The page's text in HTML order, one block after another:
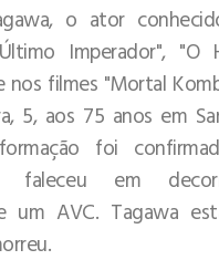
o ator
Imperador", "O
nos filmes "Mortal
5, aos 75 anos em
foi
faleceu em
um AVC. Tagawa